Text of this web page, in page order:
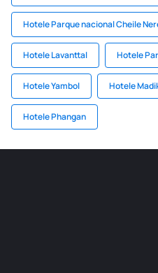
Hotele Parque nacional Cheile
Hotele Lavanttal Hotele
Hotele Yambol Hotele
Hotele Phangan